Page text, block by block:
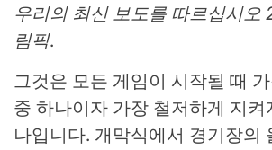
우리의 최신 보도를 따르십시오
림픽.
그것은 모든 게임이 시작될 때
중 하나이자 가장 철저하게 지
나입니다. 개막식에서 경기장의